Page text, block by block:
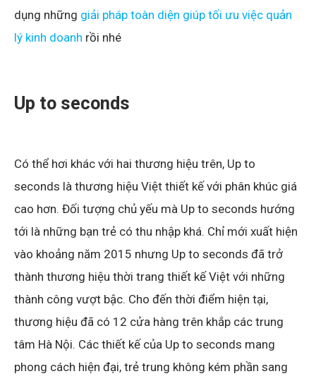
dụng những giải pháp toàn diện giúp tối ưu việc quản
lý kinh doanh rồi nhé
Up to seconds
Có thể hơi khác với hai thương hiệu trên, Up to
seconds là thương hiệu Việt thiết kế với phân khúc giá
cao hơn. Đối tượng chủ yếu mà Up to seconds hướng
tới là những bạn trẻ có thu nhập khá. Chỉ mới xuất hiện
vào khoảng năm 2015 nhưng Up to seconds đã trở
thành thương hiệu thời trang thiết kế Việt với những
thành công vượt bậc. Cho đến thời điểm hiện tại,
thương hiệu đã có 12 cửa hàng trên khắp các trung
tâm Hà Nội. Các thiết kế của Up to seconds mang
phong cách hiện đại, trẻ trung không kém phần sang